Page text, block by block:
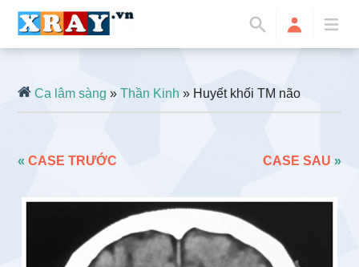
Ca lâm sàng »Thần Kinh » Huyết khối TM não
«CASE TRƯỚC CASE SAU »